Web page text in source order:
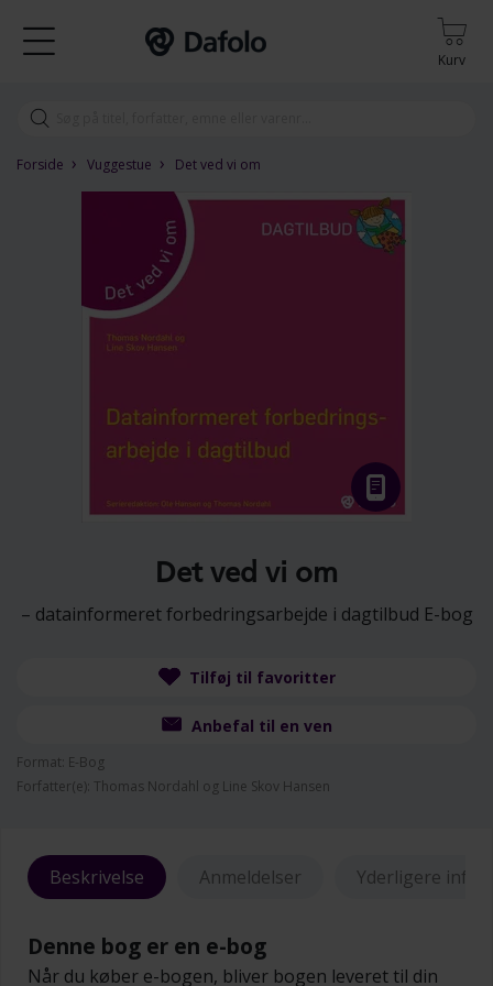
Kurv
Forside › Vuggestue › Det ved vi om
Det ved vi om
– datainformeret forbedringsarbejde i dagtilbud E-bog
Tilføj til favoritter
Anbefal til en ven
Format: E-Bog
Forfatter(e): Thomas Nordahl og Line Skov Hansen
Beskrivelse Anmeldelser Yderligere info
Denne bog er en e-bog
Når du køber e-bogen, bliver bogen leveret til din